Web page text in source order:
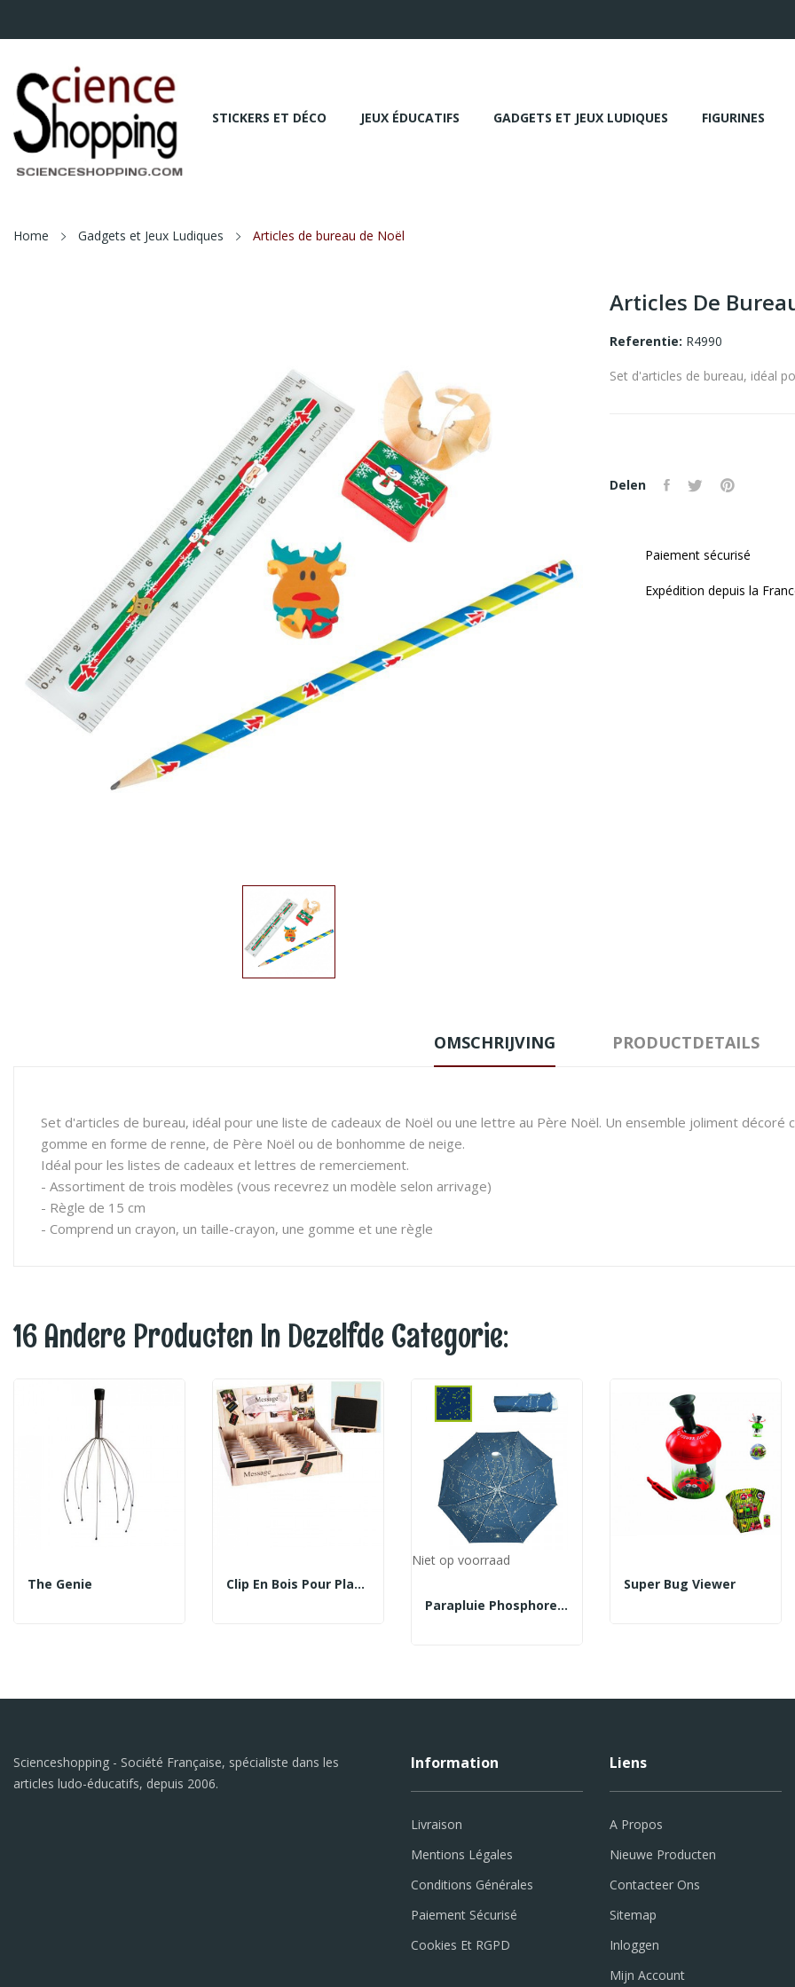
STICKERS ET DÉCO JEUX ÉDUCATIFS GADGETS ET JEUX LUDIQUES FIGURINES
Home Gadgets et Jeux Ludiques Articles de bureau de Noël
Articles De
Referentie: R4990
Set d'articles de bureau, idéal
Delen
Paiement sécurisé
Expédition depuis la
OMSCHRIJVING PRODUCTDETAILS
Set d'articles de bureau, idéal pour une liste de cadeaux de Noël ou une lettre au Père Noël. Un ensemble joliment décoré
gomme en forme de renne, de Père Noël ou de bonhomme de neige.
Idéal pour les listes de cadeaux et lettres de remerciement.
- Assortiment de trois modèles (vous recevrez un modèle selon arrivage)
- Règle de 15 cm
- Comprend un crayon, un taille-crayon, une gomme et une règle
16 Andere Producten In Dezelfde Categorie:
The Genie Clip En Bois Pour Plante
Niet op voorraad
Parapluie Phosphorescent
Super Bug Viewer
Scienceshopping - Société Française, spécialiste dans les
articles ludo-éducatifs, depuis 2006.
Information
Livraison
Mentions Légales
Conditions Générales
Paiement Sécurisé
Cookies Et RGPD
Liens
A Propos
Nieuwe Producten
Contacteer Ons
Sitemap
Inloggen
Mijn Account